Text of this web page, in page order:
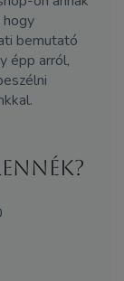
hogy
bemutató
épp arról,